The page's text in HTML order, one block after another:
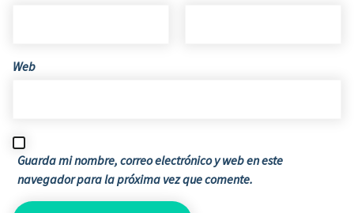
Web
Guarda mi nombre, correo electrónico y web en este
navegador para la próxima vez que comente.